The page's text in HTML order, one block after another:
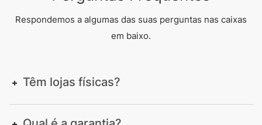
Respondemos a algumas das suas perguntas nas caixas
em baixo.
Têm lojas físicas?